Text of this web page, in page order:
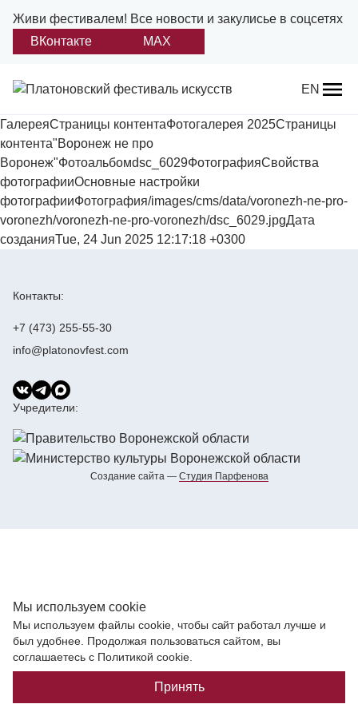
Живи фестивалем! Все новости и закулисье в соцсетях
ВКонтакте
MAX
EN
Назад
О фестивале
Платонов
Положение о фестивале
Учредители и партнеры
Отчеты и документы
ГалереяСтраницы контентаФотогалерея 2025Страницы
контента"Воронеж не про
Воронеж"Фотоальбомdsc_6029ФотографияСвойства
фотографииОсновные настройки
фотографииФотография/images/cms/data/voronezh-ne-pro-
voronezh/voronezh-ne-pro-voronezh/dsc_6029.jpgДата
созданияTue, 24 Jun 2025 12:17:18 +0300
Контакты:
+7 (473) 255-55-30
info@platonovfest.com
Учредители:
Создание сайта — Cтудия Парфенова
Мы используем cookie
Мы используем файлы cookie, чтобы сайт работал лучше и
был удобнее. Продолжая пользоваться сайтом, вы
соглашаетесь с Политикой cookie.
Принять